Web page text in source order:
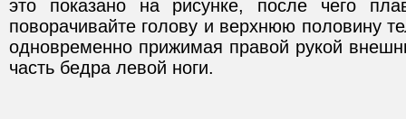
это показано на рисунке, после чего
поворачивайте голову и верхнюю половину
одновременно прижимая правой рукой
часть бедра левой ноги.